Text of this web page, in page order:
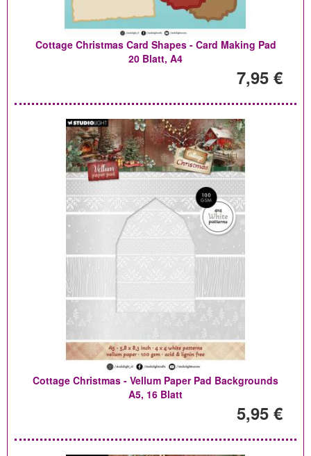
Cottage Christmas Card Shapes - Card Making Pad
20 Blatt, A4
7,95 €
Cottage Christmas - Vellum Paper Pad Backgrounds
A5, 16 Blatt
5,95 €